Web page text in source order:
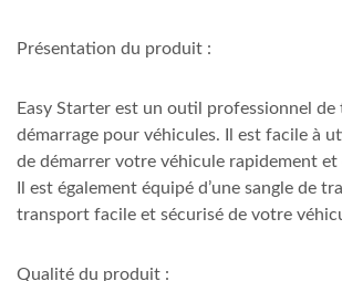
Présentation du produit :
Easy Starter est un outil professionnel
démarrage pour véhicules. Il est facile à
de démarrer votre véhicule rapidement
Il est également équipé d’une sangle de
transport facile et sécurisé de votre
Qualité du produit :